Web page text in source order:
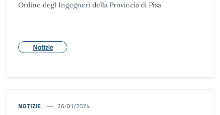
Ordine degl Ingegneri della Provincia di Pisa
Notizie
NOTIZIE 26/01/2024